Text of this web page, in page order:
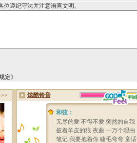
遵纪守法并注意语言文明。
定》